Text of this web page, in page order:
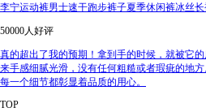
李宁运动裤男士速干跑步裤子夏季休闲裤冰丝
50000人好评
真的超出了我的预期！拿到手的时候，就被它
来手感细腻光滑，没有任何粗糙或者瑕疵的地
每一个细节都彰显着品质的用心。
TOP